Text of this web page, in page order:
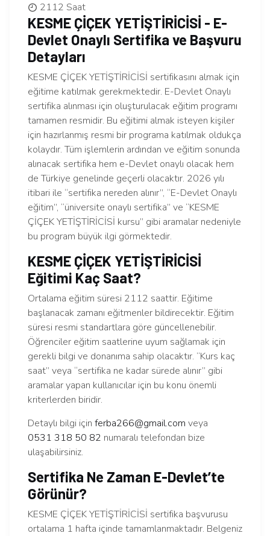
2112 Saat
KESME ÇİÇEK YETİŞTİRİCİSİ - E-
Devlet Onaylı Sertifika ve Başvuru
Detayları
KESME ÇİÇEK YETİŞTİRİCİSİ sertifikasını almak için
eğitime katılmak gerekmektedir. E-Devlet Onaylı
sertifika alınması için oluşturulacak eğitim programı
tamamen resmidir. Bu eğitimi almak isteyen kişiler
için hazırlanmış resmi bir programa katılmak oldukça
kolaydır. Tüm işlemlerin ardından ve eğitim sonunda
alınacak sertifika hem e-Devlet onaylı olacak hem
de Türkiye genelinde geçerli olacaktır. 2026 yılı
itibari ile “sertifika nereden alınır”, “E-Devlet Onaylı
eğitim”, “üniversite onaylı sertifika” ve “KESME
ÇİÇEK YETİŞTİRİCİSİ kursu” gibi aramalar nedeniyle
bu program büyük ilgi görmektedir.
KESME ÇİÇEK YETİŞTİRİCİSİ
Eğitimi Kaç Saat?
Ortalama eğitim süresi 2112 saattir. Eğitime
başlanacak zamanı eğitmenler bildirecektir. Eğitim
süresi resmi standartlara göre güncellenebilir.
Öğrenciler eğitim saatlerine uyum sağlamak için
gerekli bilgi ve donanıma sahip olacaktır. “Kurs kaç
saat” veya “sertifika ne kadar sürede alınır” gibi
aramalar yapan kullanıcılar için bu konu önemli
kriterlerden biridir.
Detaylı bilgi için ferba266@gmail.com veya
0531 318 50 82 numaralı telefondan bize
ulaşabilirsiniz.
Sertifika Ne Zaman E-Devlet’te
Görünür?
KESME ÇİÇEK YETİŞTİRİCİSİ sertifika başvurusu
ortalama 1 hafta içinde tamamlanmaktadır. Belgeniz